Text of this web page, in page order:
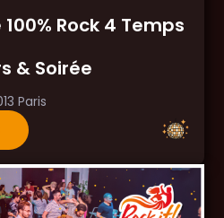
Rock 4 Temps
& Soirée
Paris